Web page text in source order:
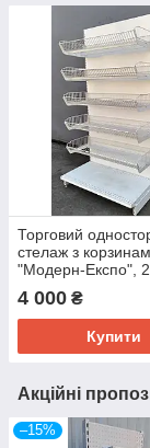
Торговий
стелаж з
"Модерн-Експо",
см., подіум + 5
4 000 ₴
Купити
Акційні
–15%